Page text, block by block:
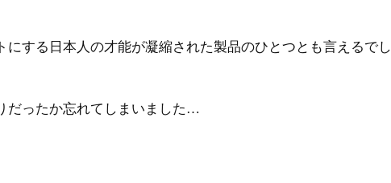
にする日本人の才能が凝縮された製品のひとつとも言えるでし
だったか忘れてしまいました…